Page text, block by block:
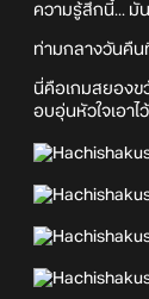
ความรู้สึกนี้... มั
ท่ามกลางวันคืน
นี่คือเกมสยอง
อบอุ่นหัวใจเอาไ